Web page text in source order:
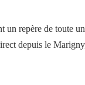
repère de toute
depuis le